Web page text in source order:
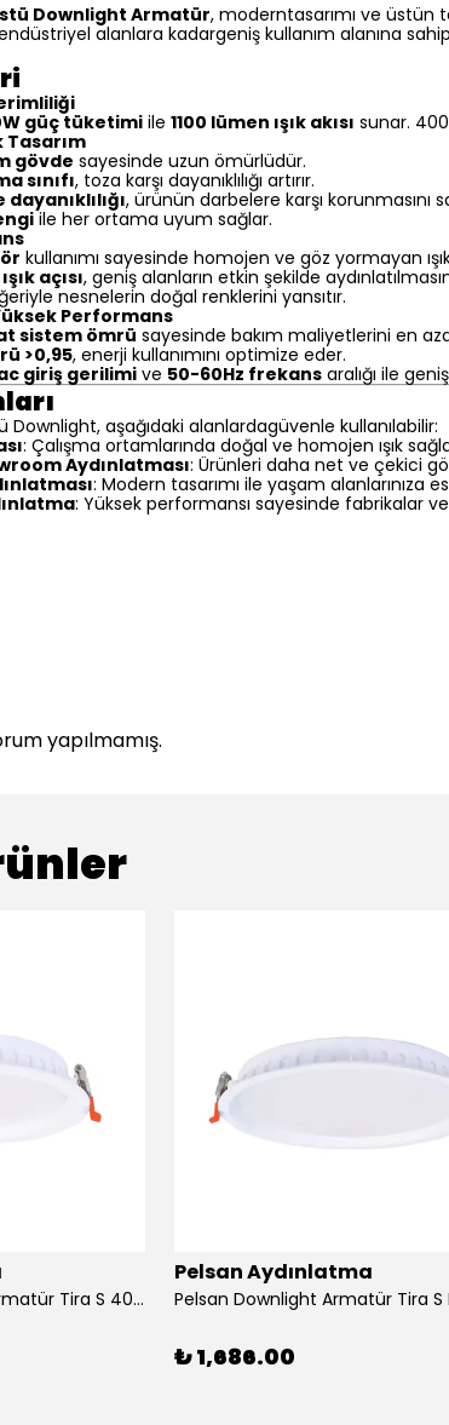
Downlight Armatür, moderntasarımı ve üstün
alanlara kadargeniş kullanım alanına
güç tüketimiile 1100 lümen ışık akısı sunar.
Tasarım
gövde sayesinde uzun ömürlüdür.
sınıfı, toza karşı dayanıklılığı artırır.
, ürünün darbelere karşı korunmasını
ile her ortama uyum sağlar.
kullanımı sayesinde homojen ve göz yormayan ışık
açısı, geniş alanların etkin şekilde
nesnelerin doğal renklerini yansıtır.
Performans
sistem ömrü sayesinde bakım maliyetlerini en
>0,95, enerji kullanımını optimize eder.
giriş gerilimive 50-60Hz frekans aralığı ile
Downlight, aşağıdaki alanlardagüvenle kullanılabilir:
: Çalışma ortamlarında doğal ve homojen ışık
Aydınlatması: Ürünleri daha net ve çekici
: Modern tasarımı ile yaşam alanlarınıza
: Yüksek performansı sayesinde fabrikalar
yapılmamış.
Pelsan Downlight LED Armatür Tira S 4000K 20W
Pelsan Aydınlatma
₺ 1,686.00